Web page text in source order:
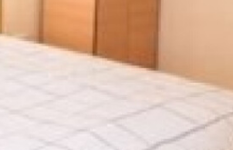
in Amsterdam?
voor de huurder?